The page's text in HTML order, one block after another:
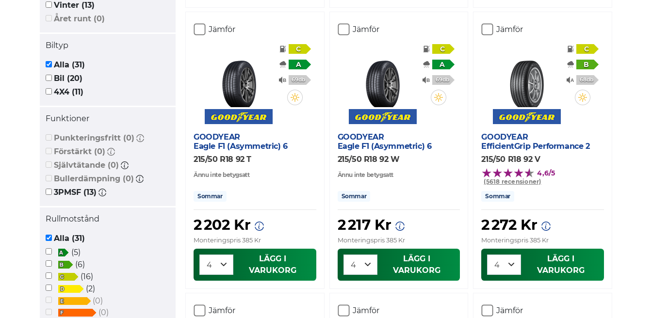
Vinter (13)
Året runt (0)
Biltyp
Alla (31)
Bil (20)
4X4 (11)
Funktioner
Punkteringsfritt (0)
Förstärkt (0)
Självtätande (0)
Bullerdämpning (0)
3PMSF (13)
Rullmotstånd
Alla (31)
(5)
(6)
(16)
(2)
(0)
(0)
Jämför
C
A
69db
GOODYEAR
Eagle F1 (Asymmetric) 6
215/50 R18 92 T
Ännu inte betygsatt
Sommar
2 202 Kr
Monteringspris 385 Kr
LÄGG I
VARUKORG
Jämför
C
A
69db
GOODYEAR
Eagle F1 (Asymmetric) 6
215/50 R18 92 W
Ännu inte betygsatt
Sommar
2 217 Kr
Monteringspris 385 Kr
LÄGG I
VARUKORG
Jämför
C
B
68db
GOODYEAR
EfficientGrip Performance 2
215/50 R18 92 V
4,6/5
(5618 recensioner)
Sommar
2 272 Kr
Monteringspris 385 Kr
LÄGG I
VARUKORG
Jämför Jämför Jämför